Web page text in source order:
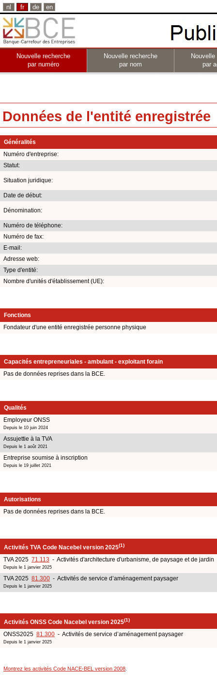
nl fr de en
Nouvelle recherche
par numéro
Nouvelle recherche
par nom
par
Données de l'entité enregistrée
Généralités
Numéro d'entreprise:
Statut:
Situation juridique:
Date de début:
Dénomination:
Numéro de téléphone:
Numéro de fax:
E-mail:
Adresse web:
Type d'entité:
Nombre d'unités d'établissement (UE):
Fonctions
Fondateur d'une entité enregistrée personne physique
Capacités entrepreneuriales - ambulant - exploitant forain
Pas de données reprises dans la BCE.
Qualités
Employeur ONSS
Depuis le 10 juin 2024
Assujettie à la TVA
Depuis le 1 août 2021
Entreprise soumise à inscription
Depuis le 19 juillet 2021
Autorisations
Pas de données reprises dans la BCE.
Activités TVA Code Nacebel version 2025(1)
TVA 2025 71.113 - Activités d'architecture d'urbanisme, de paysage et de jardin
Depuis le 1 janvier 2025
TVA 2025 81.300 - Activités de service d’aménagement paysager
Depuis le 1 janvier 2025
Activités ONSS Code Nacebel version 2025(1)
ONSS2025 81.300 - Activités de service d’aménagement paysager
Depuis le 1 janvier 2025
Montrez les activités Code NACE-BEL version 2008